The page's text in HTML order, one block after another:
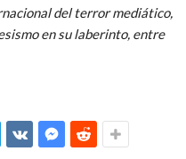
del terror mediático,
en su laberinto, entre